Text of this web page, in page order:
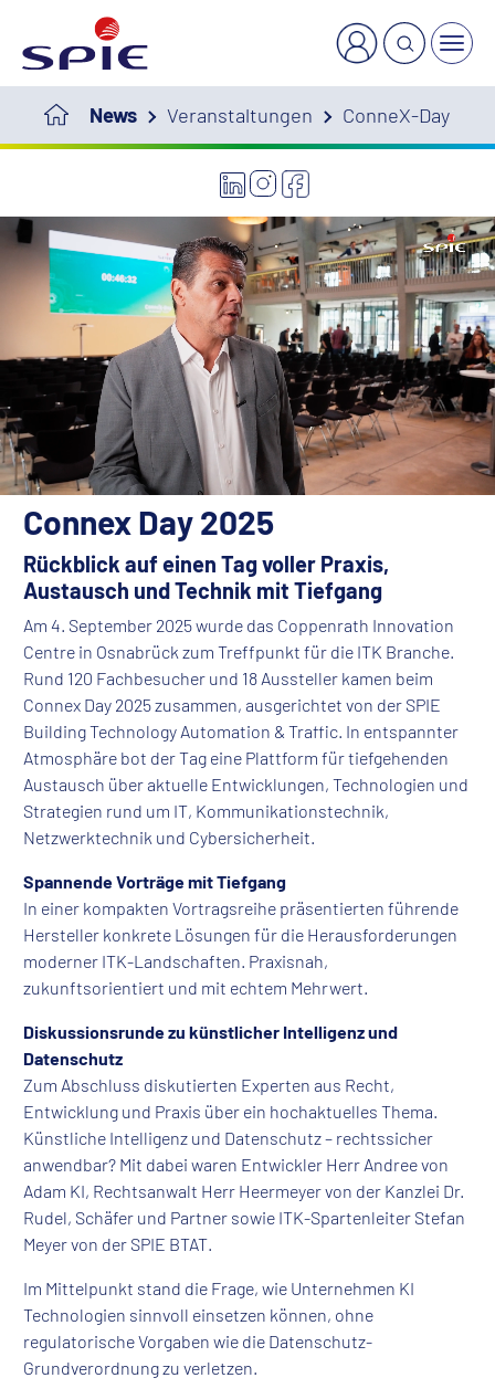
News Veranstaltungen ConneX-Day
Connex Day 2025
Rückblick auf einen Tag voller Praxis,
Austausch und Technik mit Tiefgang
Am 4. September 2025 wurde das Coppenrath Innovation
Centre in Osnabrück zum Treffpunkt für die ITK Branche.
Rund 120 Fachbesucher und 18 Aussteller kamen beim
Connex Day 2025 zusammen, ausgerichtet von der SPIE
Building Technology Automation & Traffic. In entspannter
Atmosphäre bot der Tag eine Plattform für tiefgehenden
Austausch über aktuelle Entwicklungen, Technologien und
Strategien rund um IT, Kommunikationstechnik,
Netzwerktechnik und Cybersicherheit.
Spannende Vorträge mit Tiefgang
In einer kompakten Vortragsreihe präsentierten führende
Hersteller konkrete Lösungen für die Herausforderungen
moderner ITK-Landschaften. Praxisnah,
zukunftsorientiert und mit echtem Mehrwert.
Diskussionsrunde zu künstlicher Intelligenz und
Datenschutz
Zum Abschluss diskutierten Experten aus Recht,
Entwicklung und Praxis über ein hochaktuelles Thema.
Künstliche Intelligenz und Datenschutz – rechtssicher
anwendbar? Mit dabei waren Entwickler Herr Andree von
Adam KI, Rechtsanwalt Herr Heermeyer von der Kanzlei Dr.
Rudel, Schäfer und Partner sowie ITK-Spartenleiter Stefan
Meyer von der SPIE BTAT.
Im Mittelpunkt stand die Frage, wie Unternehmen KI
Technologien sinnvoll einsetzen können, ohne
regulatorische Vorgaben wie die Datenschutz-
Grundverordnung zu verletzen.